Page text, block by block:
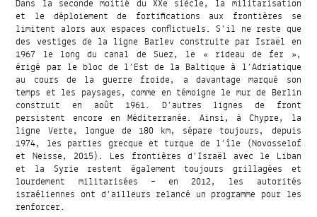
Dans la seconde moitié du XXe siècle, la militarisation
et le déploiement de fortifications aux frontières se
limitent alors aux espaces conflictuels. S’il ne reste que
des vestiges de la ligne Barlev construite par Israël en
1967 le long du canal de Suez, le « rideau de fer »,
érigé par le bloc de l’Est de la Baltique à l’Adriatique
au cours de la guerre froide, a davantage marqué son
temps et les paysages, comme en témoigne le mur de Berlin
construit en août 1961. D’autres lignes de front
persistent encore en Méditerranée. Ainsi, à Chypre, la
ligne Verte, longue de 180 km, sépare toujours, depuis
1974, les parties grecque et turque de l’île (Novosselof
et Neisse, 2015). Les frontières d’Israël avec le Liban
et la Syrie restent également toujours grillagées et
lourdement militarisées – en 2012, les autorités
israéliennes ont d’ailleurs relancé un programme pour les
renforcer.